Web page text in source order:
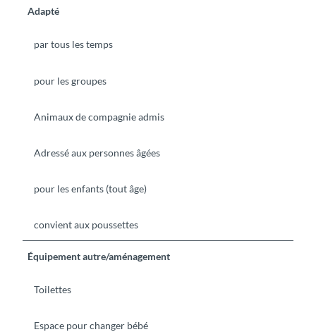
Adapté
par tous les temps
pour les groupes
Animaux de compagnie admis
Adressé aux personnes âgées
pour les enfants (tout âge)
convient aux poussettes
Équipement autre/aménagement
Toilettes
Espace pour changer bébé